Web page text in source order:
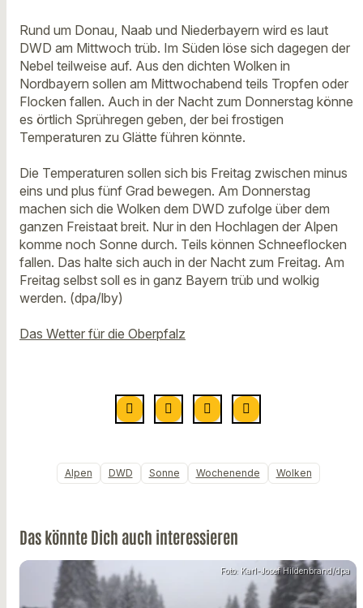
Rund um Donau, Naab und Niederbayern wird es laut
DWD am Mittwoch trüb. Im Süden löse sich dagegen der
Nebel teilweise auf. Aus den dichten Wolken in
Nordbayern sollen am Mittwochabend teils Tropfen oder
Flocken fallen. Auch in der Nacht zum Donnerstag könne
es örtlich Sprühregen geben, der bei frostigen
Temperaturen zu Glätte führen könnte.
Die Temperaturen sollen sich bis Freitag zwischen minus
eins und plus fünf Grad bewegen. Am Donnerstag
machen sich die Wolken dem DWD zufolge über dem
ganzen Freistaat breit. Nur in den Hochlagen der Alpen
komme noch Sonne durch. Teils können Schneeflocken
fallen. Das halte sich auch in der Nacht zum Freitag. Am
Freitag selbst soll es in ganz Bayern trüb und wolkig
werden. (dpa/lby)
Das Wetter für die Oberpfalz
Alpen DWD Sonne Wochenende Wolken
Das könnte Dich auch interessieren
Foto: Karl-Josef Hildenbrand/dpa